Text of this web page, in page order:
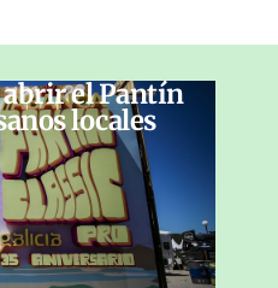
abrir el Pantín
locales